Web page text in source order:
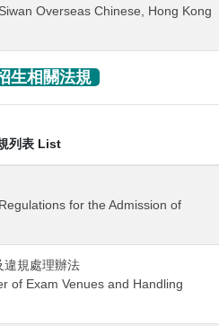
Overseas Chinese, Hong Kong
生相關法規
列表 List
for the Admission of
違規處理辦法
of Exam Venues and Handling